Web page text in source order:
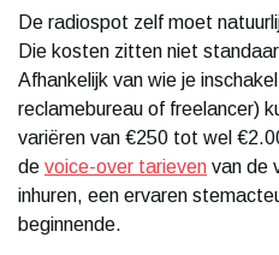
De radiospot zelf moet
Die kosten zitten niet
Afhankelijk van wie je
reclamebureau of freelancer)
variëren van €250 tot wel
de voice-over tarieven van de
inhuren, een ervaren
beginnende.